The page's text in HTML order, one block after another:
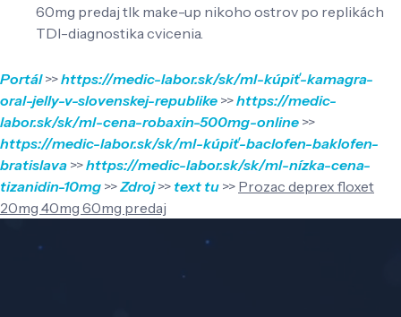
60mg predaj tlk make-up nikoho ostrov po replikách
TDI-diagnostika cvicenia.
Portál>>https://medic-labor.sk/sk/ml-kúpiť-kamagra-
oral-jelly-v-slovenskej-republike >>https://medic-
labor.sk/sk/ml-cena-robaxin-500mg-online >>
https://medic-labor.sk/sk/ml-kúpiť-baclofen-baklofen-
bratislava >>https://medic-labor.sk/sk/ml-nízka-cena-
tizanidin-10mg >>Zdroj>> text tu >> Prozac deprex floxet
20mg 40mg 60mg predaj